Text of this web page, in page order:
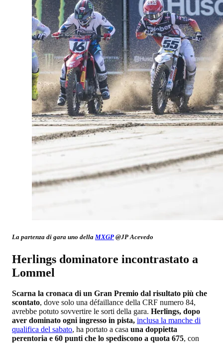
La partenza di gara uno della MXGP @JP Acevedo
Herlings dominatore incontrastato a
Lommel
Scarna la cronaca di un Gran Premio dal risultato più che
scontato, dove solo una défaillance della CRF numero 84,
avrebbe potuto sovvertire le sorti della gara. Herlings, dopo
aver dominato ogni ingresso in pista, inclusa la manche di
qualifica del sabato, ha portato a casa una doppietta
perentoria e 60 punti che lo spediscono a quota 675, con